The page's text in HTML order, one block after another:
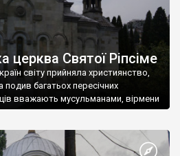
церква Святої Ріпсіме
світу прийняла християнство,
подив багатьох пересічних
вважають мусульманами, вірмени